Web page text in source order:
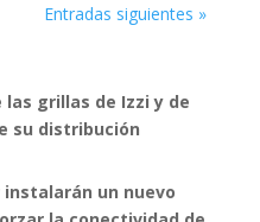
Entradas siguientes »
las grillas de Izzi y de
su distribución
un nuevo